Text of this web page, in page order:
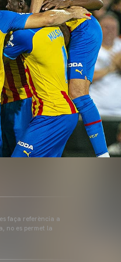
faça referència a
no es permet la